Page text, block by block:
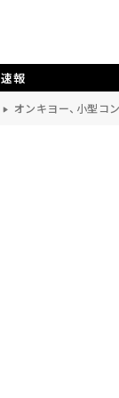
速報
オンキヨー、小型コ